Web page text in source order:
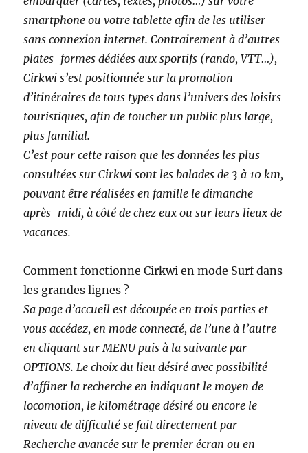
smartphone ou votre tablette afin de les utiliser
sans connexion internet. Contrairement à d’autres
plates-formes dédiées aux sportifs (rando, VTT…),
Cirkwi s’est positionnée sur la promotion
d’itinéraires de tous types dans l’univers des loisirs
touristiques, afin de toucher un public plus large,
plus familial.
C’est pour cette raison que les données les plus
consultées sur Cirkwi sont les balades de 3 à 10 km,
pouvant être réalisées en famille le dimanche
après-midi, à côté de chez eux ou sur leurs lieux de
vacances.
Comment fonctionne Cirkwi en mode Surf dans
les grandes lignes ?
Sa page d’accueil est découpée en trois parties et
vous accédez, en mode connecté, de l’une à l’autre
en cliquant sur MENU puis à la suivante par
OPTIONS. Le choix du lieu désiré avec possibilité
d’affiner la recherche en indiquant le moyen de
locomotion, le kilométrage désiré ou encore le
niveau de difficulté se fait directement par
Recherche avancée sur le premier écran ou en